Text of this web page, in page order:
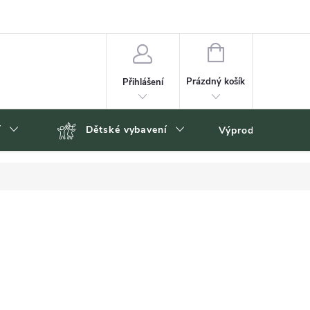
Přihlášení
NÁKUPNÍ
Prázdný košík
Dětské vybavení Výprodej